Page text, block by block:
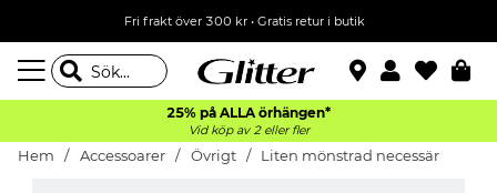
Fri frakt över 300 kr• Gratis retur i butik
25% på ALLA örhängen*
Vid köp av 2 eller fler
Hem Accessoarer Övrigt Liten mönstrad necessär